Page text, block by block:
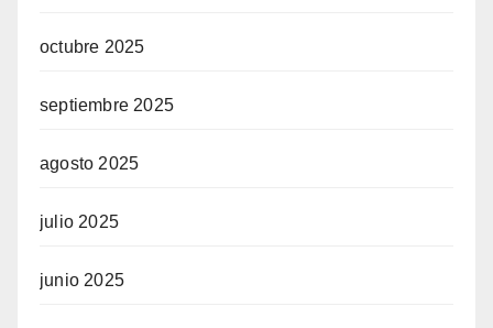
octubre 2025
septiembre 2025
agosto 2025
julio 2025
junio 2025